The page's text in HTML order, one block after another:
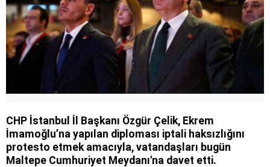
CHP İstanbul İl Başkanı Özgür Çelik, Ekrem
İmamoğlu’na yapılan diploması iptali haksızlığını
protesto etmek amacıyla, vatandaşları bugün
Maltepe Cumhuriyet Meydanı'na davet etti.